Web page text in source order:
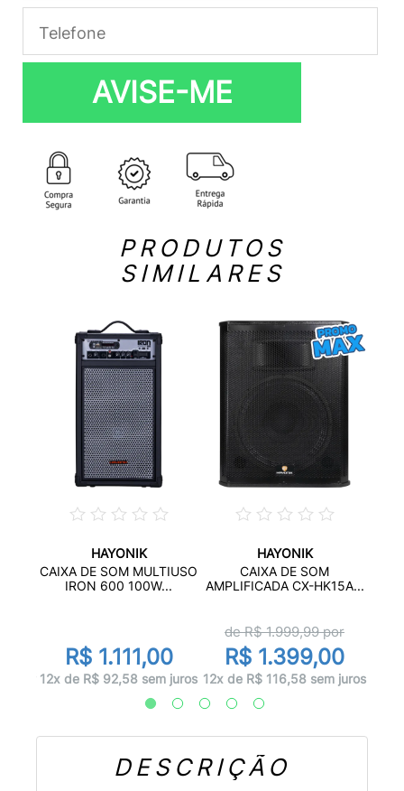
AVISE-ME
PRODUTOS
SIMILARES
HAYONIK
CAIXA DE SOM MULTIUSO
IRON 600 100W...
R$ 1.111,00
12x de R$ 92,58 sem juros
HAYONIK
CAIXA DE SOM
AMPLIFICADA CX-HK15A...
de R$1.999,99por
R$ 1.399,00
12x de R$ 116,58 sem juros
DESCRIÇÃO